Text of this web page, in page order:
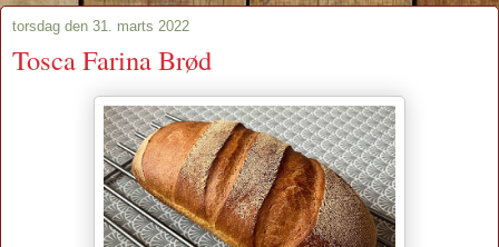
torsdag den 31. marts 2022
Tosca Farina Brød